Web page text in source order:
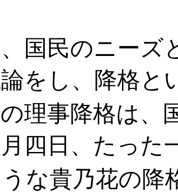
国民のニーズ
をし、降格と
理事降格は、
四日、たった
な貴乃花の降